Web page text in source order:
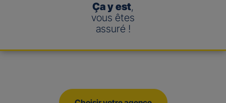
Ça y est,
vous êtes
assuré !